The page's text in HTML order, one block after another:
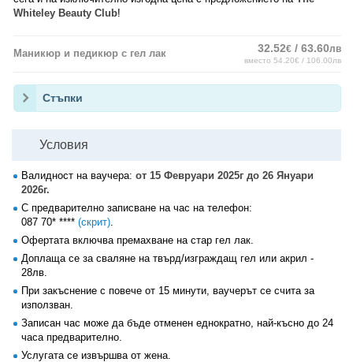
Whiteley Beauty Club!
Маникюр и педикюр с гел лак 32.52€ / 63.60лв
вместо 54.20€ / 106.00лв
Стъпки
Условия
Валидност на ваучера: от 15 Февруари 2025г до 26 Януари
2026г.
С предварително записване на час на телефон:
087 70* **** (скрит).
Офертата включва премахване на стар гел лак.
Доплаща се за сваляне на твърд/изграждащ гел или акрил -
28лв.
При закъснение с повече от 15 минути, ваучерът се счита за
използван.
Записан час може да бъде отменен еднократно, най-късно до 24
часа предварително.
Услугата се извършва от жена.